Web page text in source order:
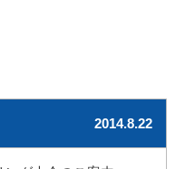
2014.8.22